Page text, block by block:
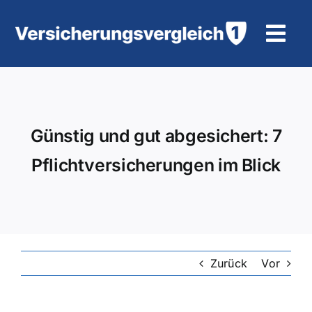
Inhalt
Motorradversicherung
Günstig und gut abgesichert: 7
Pflichtversicherungen im Blick
Zurück Vor